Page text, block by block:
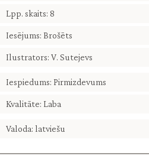
Lpp. skaits: 8
Iesējums: Brošēts
Ilustrators: V. Sutejevs
Iespiedums: Pirmizdevums
Kvalitāte: Laba
Valoda: latviešu